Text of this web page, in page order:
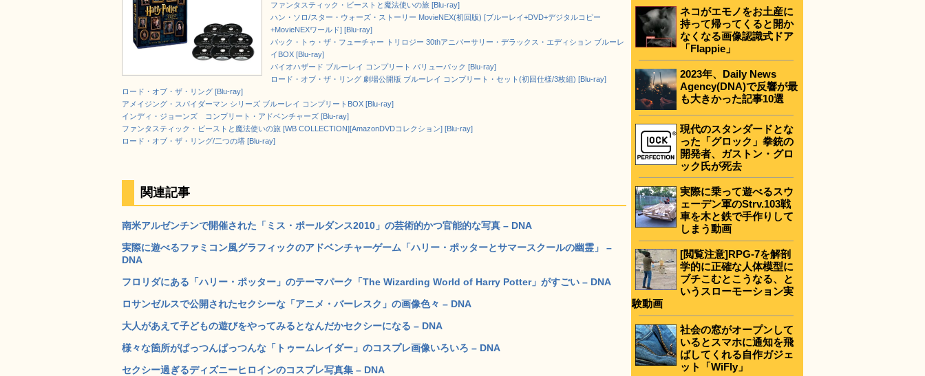
ファンタスティック・ビーストと魔法使いの旅 [Blu-ray]
ハン・ソロ/スター・ウォーズ・ストーリー MovieNEX(初回版) [ブルーレイ+DVD+デジタルコピー
+MovieNEXワールド] [Blu-ray]
バック・トゥ・ザ・フューチャー トリロジー 30thアニバーサリー・デラックス・エディション ブルーレ
イBOX [Blu-ray]
バイオハザード ブルーレイ コンプリート バリューパック [Blu-ray]
ロード・オブ・ザ・リング 劇場公開版 ブルーレイ コンプリート・セット(初回仕様/3枚組) [Blu-ray]
ロード・オブ・ザ・リング [Blu-ray]
アメイジング・スパイダーマン シリーズ ブルーレイ コンプリートBOX [Blu-ray]
インディ・ジョーンズ コンプリート・アドベンチャーズ [Blu-ray]
ファンタスティック・ビーストと魔法使いの旅 [WB COLLECTION][AmazonDVDコレクション] [Blu-ray]
ロード・オブ・ザ・リング/二つの塔 [Blu-ray]
関連記事
南米アルゼンチンで開催された「ミス・ポールダンス2010」の芸術的かつ官能的な写真 – DNA
実際に遊べるファミコン風グラフィックのアドベンチャーゲーム「ハリー・ポッターとサマースクールの幽霊」 –
DNA
フロリダにある「ハリー・ポッター」のテーマパーク「The Wizarding World of Harry Potter」がすごい – DNA
ロサンゼルスで公開されたセクシーな「アニメ・バーレスク」の画像色々 – DNA
大人があえて子どもの遊びをやってみるとなんだかセクシーになる – DNA
様々な箇所がぱっつんぱっつんな「トゥームレイダー」のコスプレ画像いろいろ – DNA
セクシー過ぎるディズニーヒロインのコスプレ写真集 – DNA
ネコがエモノをお土産に
持って帰ってくると開か
なくなる画像認識式ドア
「Flappie」
2023年、Daily News
Agency(DNA)で反響が最
も大きかった記事10選
現代のスタンダードとな
った「グロック」拳銃の
開発者、ガストン・グロ
ック氏が死去
実際に乗って遊べるスウ
ェーデン軍のStrv.103戦
車を木と鉄で手作りして
しまう動画
[閲覧注意]RPG-7を解剖
学的に正確な人体模型に
ブチこむとこうなる、と
いうスローモーション実
験動画
社会の窓がオープンして
いるとスマホに通知を飛
ばしてくれる自作ガジェ
ット「WiFly」